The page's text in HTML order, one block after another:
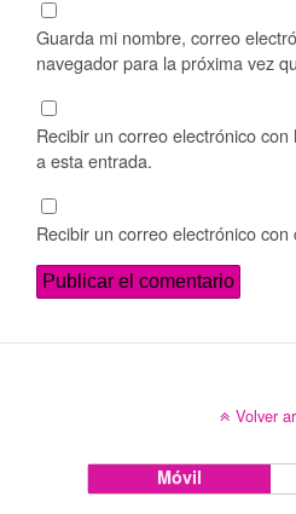
Guarda mi nombre, correo
navegador para la próxima vez
Recibir un correo electrónico
a esta entrada.
Recibir un correo electrónico
Volver
Móvil